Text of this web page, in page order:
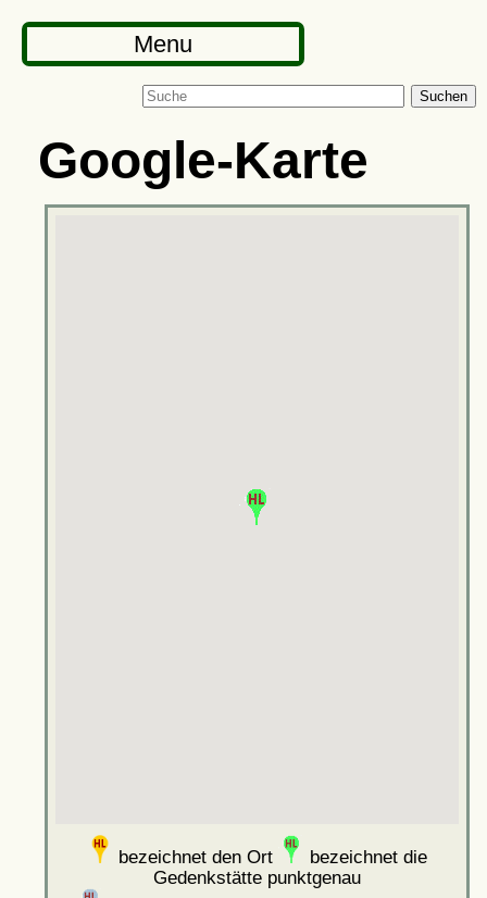
Menu
Suchen
Google-Karte
bezeichnet den Ort
bezeichnet die
Gedenkstätte punktgenau